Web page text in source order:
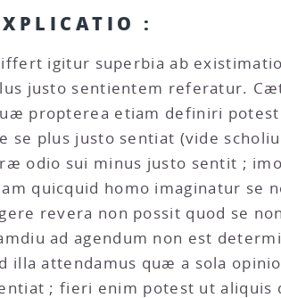
:
igitur superbia ab
justo sentientem referatur.
propterea etiam definiri potest
se plus justo sentiat (vide
odio sui minus justo sentit ;
quicquid homo imaginatur se
revera non possit quod se
ad agendum non est
illa attendamus quæ a sola
; fieri enim potest ut aliquis